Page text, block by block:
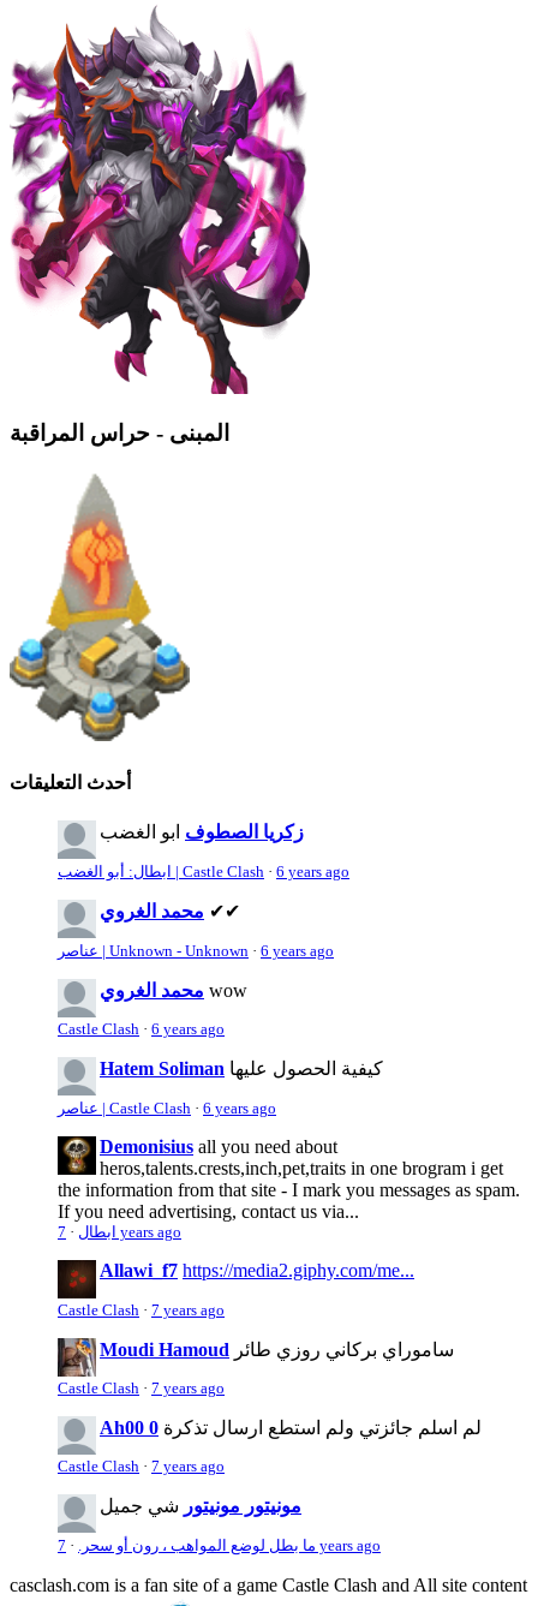
المبنى - حراس المراقبة
أحدث التعليقات
زكريا الصطوف ابو الغضب
ابطال: أبو الغضب | Castle Clash · 6 years ago
محمد الغروي ✔✔
عناصر | Unknown - Unknown · 6 years ago
محمد الغروي wow
Castle Clash · 6 years ago
Hatem Soliman كيفية الحصول عليها
عناصر | Castle Clash · 6 years ago
Demonisius all you need about
heros,talents.crests,inch,pet,traits in one brogram i get
the information from that site - I mark you messages as spam.
If you need advertising, contact us via...
ابطال · 7 years ago
Allawi_f7 https://media2.giphy.com/me...
Castle Clash · 7 years ago
Moudi Hamoud ساموراي بركاني روزي طائر
Castle Clash · 7 years ago
Ah00 0 لم اسلم جائزتي ولم استطع ارسال تذكرة
Castle Clash · 7 years ago
مونيتور مونيتور شي جميل
ما بطل لوضع المواهب ، رون أو سحر. · 7 years ago
casclash.com is a fan site of a game Castle Clash and All site content